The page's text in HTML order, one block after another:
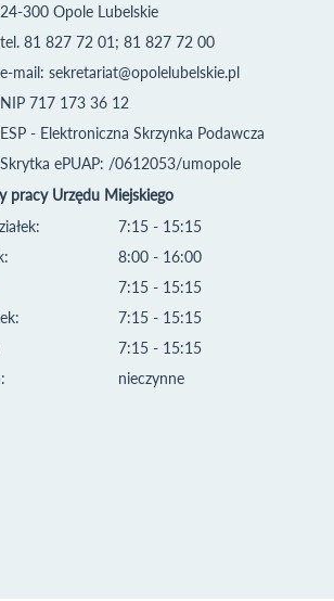
24-300 Opole Lubelskie
tel. 81 827 72 01; 81 827 72 00
e-mail: sekretariat@opolelubelskie.pl
NIP 717 173 36 12
ESP - Elektroniczna Skrzynka Podawcza
Skrytka ePUAP: /0612053/umopole
pracy Urzędu Miejskiego
7:15 - 15:15
8:00 - 16:00
7:15 - 15:15
7:15 - 15:15
7:15 - 15:15
nieczynne